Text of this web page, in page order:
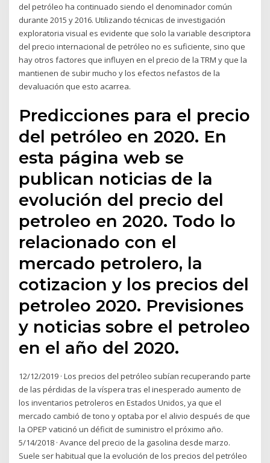
del petróleo ha continuado siendo el denominador común
durante 2015 y 2016. Utilizando técnicas de investigación
exploratoria visual es evidente que solo la variable descriptora
del precio internacional de petróleo no es suficiente, sino que
hay otros factores que influyen en el precio de la TRM y que la
mantienen de subir mucho y los efectos nefastos de la
devaluación que esto acarrea.
Predicciones para el precio
del petróleo en 2020. En
esta página web se
publican noticias de la
evolución del precio del
petroleo en 2020. Todo lo
relacionado con el
mercado petrolero, la
cotizacion y los precios del
petroleo 2020. Previsiones
y noticias sobre el petroleo
en el año del 2020.
12/12/2019 · Los precios del petróleo subían recuperando parte
de las pérdidas de la víspera tras el inesperado aumento de
los inventarios petroleros en Estados Unidos, ya que el
mercado cambió de tono y optaba por el alivio después de que
la OPEP vaticinó un déficit de suministro el próximo año.
5/14/2018 · Avance del precio de la gasolina desde marzo.
Suele ser habitual que la evolución de los precios del petróleo